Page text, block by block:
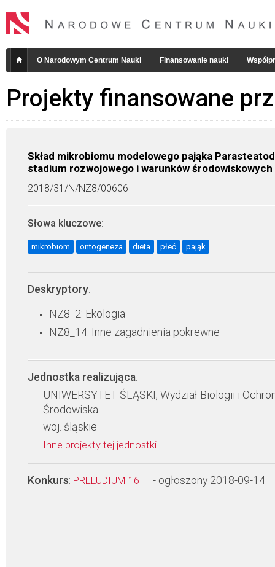
O Narodowym Centrum Nauki Finansowanie nauki
Projekty finansowane
Skład mikrobiomu modelowego pająka
stadium rozwojowego i warunków środowiskowych
2018/31/N/NZ8/00606
Słowa kluczowe:
mikrobiom ontogeneza dieta płeć pająk
Deskryptory:
NZ8_2: Ekologia
NZ8_14: Inne zagadnienia pokrewne
Jednostka realizująca:
UNIWERSYTET ŚLĄSKI, Wydział Biologii i
Środowiska
woj. śląskie
Inne projekty tej jednostki
Konkurs: PRELUDIUM 16 - ogłoszony 2018-09-14